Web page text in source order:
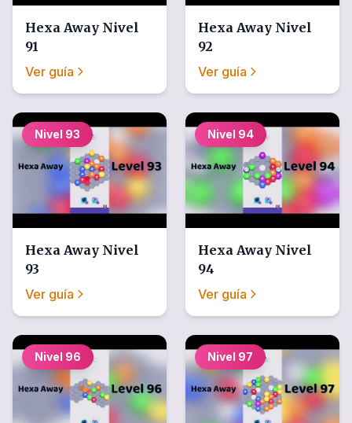
Hexa Away Nivel
91
Ver guía
Hexa Away Nivel
92
Ver guía
Nivel 93
Hexa Away Nivel
93
Ver guía
Nivel 94
Hexa Away Nivel
94
Ver guía
Nivel 96 Nivel 97